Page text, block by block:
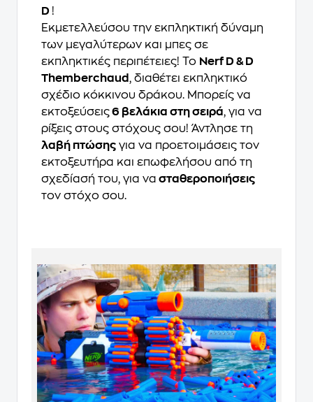
D !
Εκμετελλεύσου την εκπληκτική δύναμη
των μεγαλύτερων και μπες σε
εκπληκτικές περιπέτειες! To Nerf D & D
Themberchaud, διαθέτει εκπληκτικό
σχέδιο κόκκινου δράκου. Μπορείς να
εκτοξεύσεις6 βελάκια στη σειρά, για να
ρίξεις στους στόχους σου! Άντλησε τη
λαβή πτώσης για να προετοιμάσεις τον
εκτοξευτήρα και επωφελήσου από τη
σχεδίασή του, για να σταθεροποιήσεις
τον στόχο σου.